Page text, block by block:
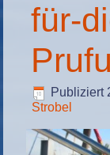
für-
Publiziert
Strobel